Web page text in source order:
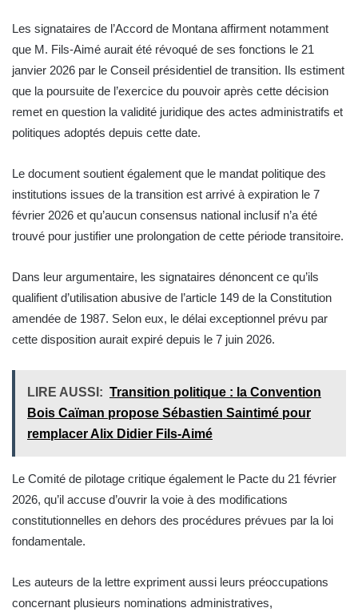
Les signataires de l’Accord de Montana affirment notamment
que M. Fils-Aimé aurait été révoqué de ses fonctions le 21
janvier 2026 par le Conseil présidentiel de transition. Ils estiment
que la poursuite de l’exercice du pouvoir après cette décision
remet en question la validité juridique des actes administratifs et
politiques adoptés depuis cette date.
Le document soutient également que le mandat politique des
institutions issues de la transition est arrivé à expiration le 7
février 2026 et qu’aucun consensus national inclusif n’a été
trouvé pour justifier une prolongation de cette période transitoire.
Dans leur argumentaire, les signataires dénoncent ce qu’ils
qualifient d’utilisation abusive de l’article 149 de la Constitution
amendée de 1987. Selon eux, le délai exceptionnel prévu par
cette disposition aurait expiré depuis le 7 juin 2026.
LIRE AUSSI: Transition politique : la Convention
Bois Caïman propose Sébastien Saintimé pour
remplacer Alix Didier Fils-Aimé
Le Comité de pilotage critique également le Pacte du 21 février
2026, qu’il accuse d’ouvrir la voie à des modifications
constitutionnelles en dehors des procédures prévues par la loi
fondamentale.
Les auteurs de la lettre expriment aussi leurs préoccupations
concernant plusieurs nominations administratives,